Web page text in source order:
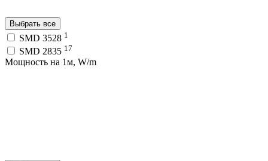
Выбрать все
SMD 3528 1
SMD 2835 17
Мощность на 1м, W/m